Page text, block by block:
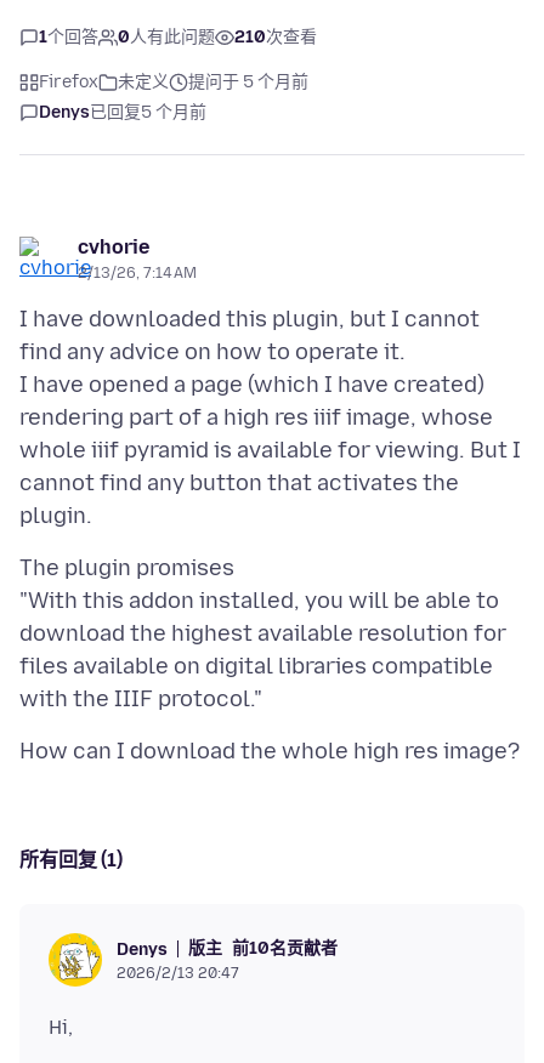
1个回答 0人有此问题 210次查看
Firefox 未定义
提问于 5 个月前
Denys已回复5 个月前
cvhorie
2/13/26, 7:14 AM
I have downloaded this plugin, but I cannot
find any advice on how to operate it.
I have opened a page (which I have created)
rendering part of a high res iiif image, whose
whole iiif pyramid is available for viewing. But I
cannot find any button that activates the
The plugin promises
"With this addon installed, you will be able to
download the highest available resolution for
files available on digital libraries compatible
所有回复 (1)
Denys 版主 前10名贡献者
2026/2/13 20:47